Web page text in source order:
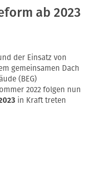
ab 2023
der Einsatz von
gemeinsamen Dach
(BEG)
2022 folgen nun
in Kraft treten